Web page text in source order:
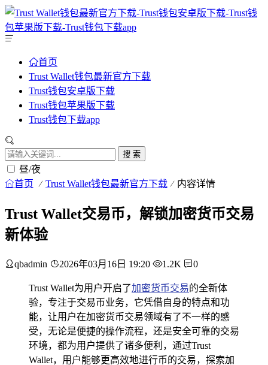
首页
Trust Wallet钱包最新官方下载
Trust钱包安卓版下载
Trust钱包苹果版下载
Trust钱包下载app
搜 索
昼/夜
首页 Trust Wallet钱包最新官方下载 内容详情
Trust Wallet交易币，解锁加密货币交易
新体验
qbadmin 2026年03月16日 19:20 1.2K 0
Trust Wallet为用户开启了加密货币交易的全新体
验，专注于交易币业务，它凭借自身的特点和功
能，让用户在加密货币交易领域有了不一样的感
受，无论是便捷的操作流程，还是安全可靠的交易
环境，都为用户提供了诸多便利，通过Trust
Wallet，用户能够更高效地进行币的交易，探索加